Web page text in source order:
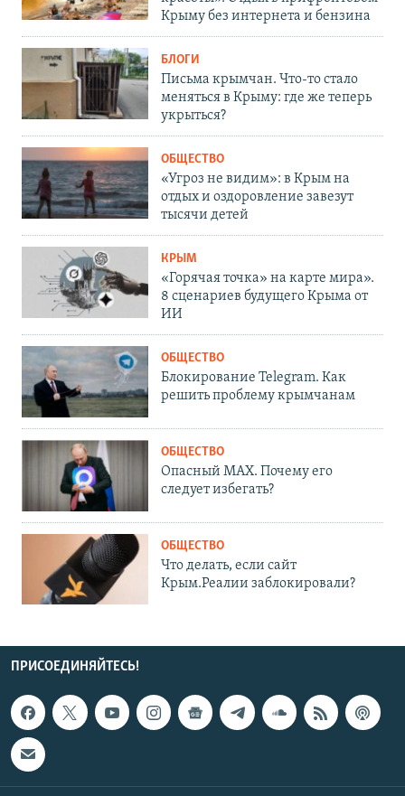
Крыму без интернета и бензина
БЛОГИ
Письма крымчан. Что-то стало
меняться в Крыму: где же теперь
укрыться?
ОБЩЕСТВО
«Угроз не видим»: в Крым на
отдых и оздоровление завезут
тысячи детей
КРЫМ
«Горячая точка» на карте мира».
8 сценариев будущего Крыма от
ИИ
ОБЩЕСТВО
Блокирование Telegram. Как
решить проблему крымчанам
ОБЩЕСТВО
Опасный MAX. Почему его
следует избегать?
ОБЩЕСТВО
Что делать, если сайт
Крым.Реалии заблокировали?
ПРИСОЕДИНЯЙТЕСЬ!